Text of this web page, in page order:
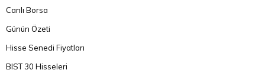
Canlı Borsa
Günün Özeti
Hisse Senedi Fiyatları
BIST 30 Hisseleri